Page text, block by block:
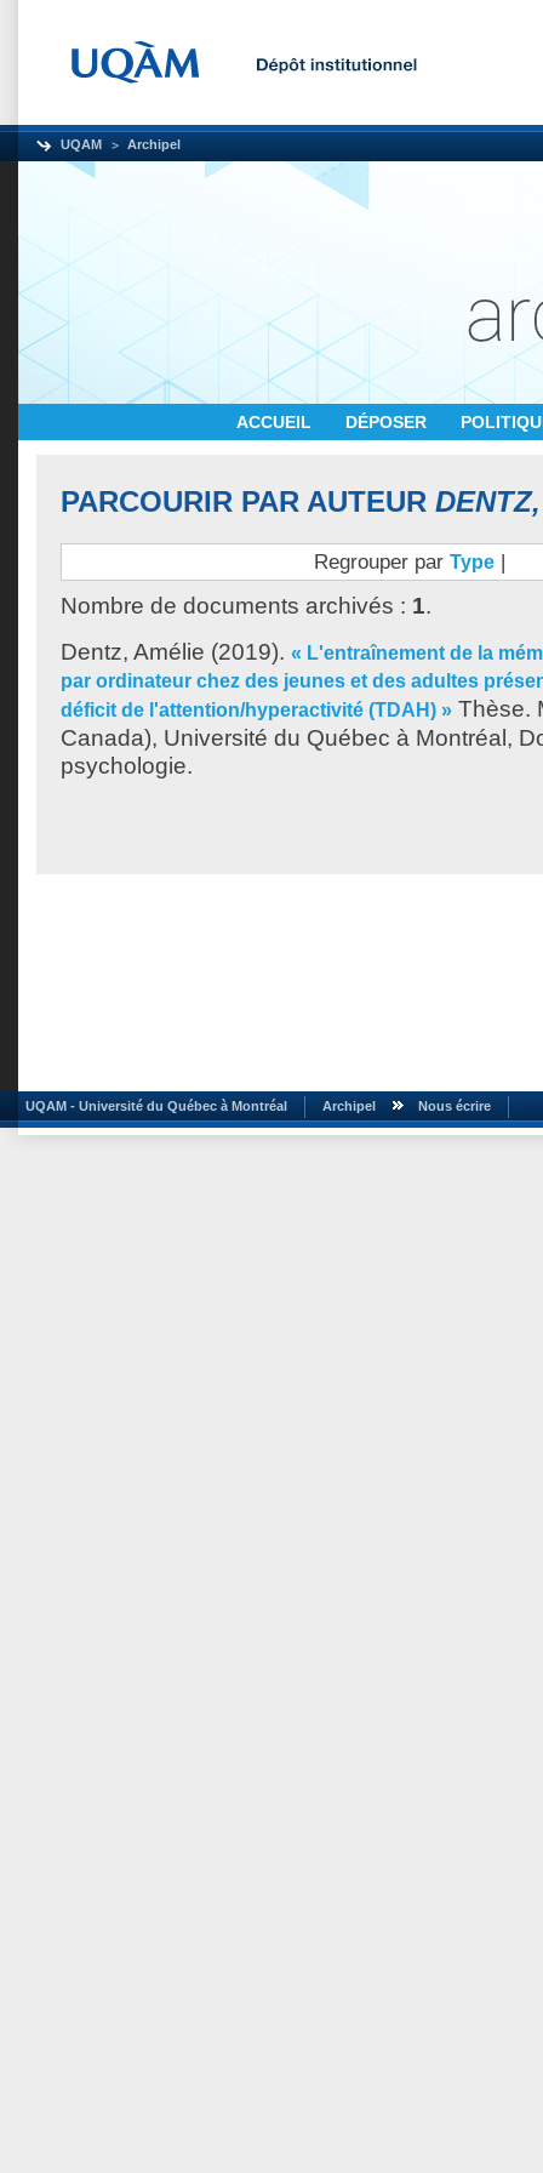
UQAM Archipel
ACCUEIL DÉPOSER
PARCOURIR PAR AUTEUR
Regrouper par Type |
Nombre de documents archivés : 1.
Dentz, Amélie (2019). « L'entraînement de la
par ordinateur chez des jeunes et des adultes
déficit de l'attention/hyperactivité (TDAH) » Thèse.
Canada), Université du Québec à Montréal,
psychologie.
UQAM - Université du Québec à Montréal Archipel Nous écrire